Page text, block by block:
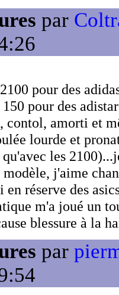
par
pour des
pour des
contol, amorti et
lourde et
les
j'aime
réserve des
m'a joué un
blessure à la
par